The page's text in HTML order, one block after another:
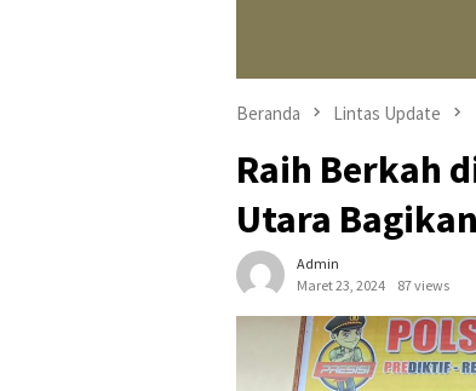
Beranda Lintas Update
Raih Berkah
Utara
Admin
Maret 23, 2024
87 views